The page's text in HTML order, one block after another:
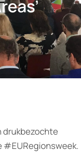
drukbezochte
#EURegionsweek.